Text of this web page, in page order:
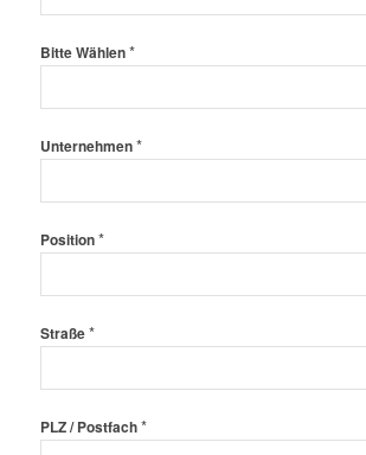
Bitte Wählen*
Unternehmen*
Position*
Straße*
PLZ / Postfach*